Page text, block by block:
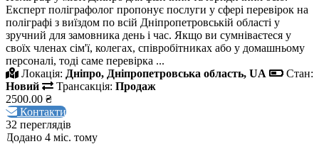
Експерт поліграфолог пропонує послуги у сфері перевірок на
поліграфі з виїздом по всій Дніпропетровській області у
зручний для замовника день і час. Якщо ви сумніваєтеся у
своїх членах сім'ї, колегах, співробітниках або у домашньому
персоналі, тоді саме перевірка ...
Локація: Дніпро, Дніпропетровська область, UA
Стан:
Новий
Трансакція: Продаж
2500.00 ₴
Контакти
32 переглядів
Додано 4 міс. тому